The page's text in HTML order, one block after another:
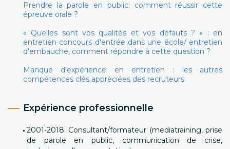
Prendre la parole en public: comment réussir cette
épreuve orale ?
« Quelles sont vos qualités et vos défauts ? » : en
entretien concours d'entrée dans une école/ entretien
d'embauche, comment répondre à cette question ?
Manque d’expérience en entretien : les autres
compétences clés appréciées des recruteurs
Expérience professionnelle
2001-2018: Consultant/formateur (mediatraining, prise
de parole en public, communication de crise,